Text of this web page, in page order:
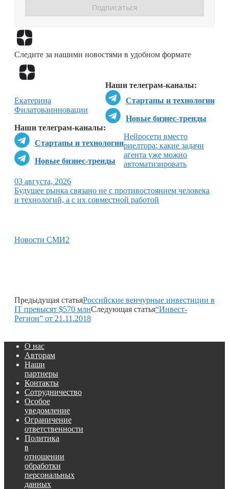
Следите за нашими новостями в удобном формате
Наши телеграм-каналы:
Стартапы и технологии
Новые бизнес-тренды
Наши телеграм-каналы:
Стартапы и технологии
Новые бизнес-тренды
Екатерина
Филатоваинновации
Нейросети вместо
риелтора: какие задачи
агента уже можно
автоматизировать
03 августа, 2026
Будущее рынка связано не с противостоянием человека
и технологий, а с их совместной работой
Новости СМИ2
Предыдущая статьяРоссийские венчурные инвестиции в
IT превысят $570 млнСледующая статья“Инвест-
Регион” от 21.11.2018
О нас
Авторам
Наши
партнеры
Контакты
Сотрудничество
Особое
уведомление
Ограничение
ответственности
Политика
в
отношении
обработки
персональных
данных